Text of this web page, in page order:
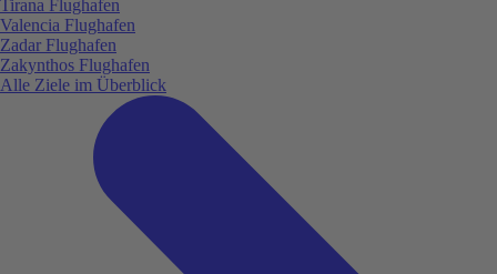
Tirana Flughafen
Valencia Flughafen
Zadar Flughafen
Zakynthos Flughafen
Alle Ziele im Überblick